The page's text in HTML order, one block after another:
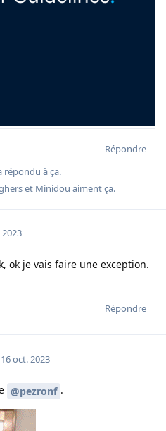
Répondre
répondu à ça.
et Minidou aiment ça.
ok je vais faire une exception.
Répondre
16 oct. 2023
@pezronf .